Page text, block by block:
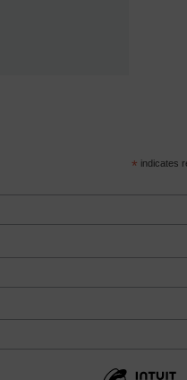
* indicates